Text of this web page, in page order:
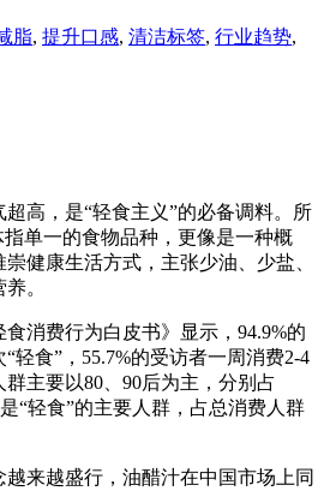
脂, 提升⼝感, 清洁标签, 行业趋势,
高，是“轻食主义”的必备调料。所
单一的食物品种，更像是一种概
健康生活方式，主张少油、少盐、
。
消费行为白皮书》显示，94.9%的
轻食”，55.7%的受访者一周消费2-4
主要以80、90后为主，分别占
“轻食”的主要人群，占总消费人群
来越盛行，油醋汁在中国市场上同